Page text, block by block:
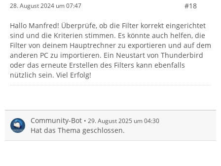
28. August 2024 um 07:47 #18
Hallo Manfred! Überprüfe, ob die Filter korrekt eingerichtet
sind und die Kriterien stimmen. Es könnte auch helfen, die
Filter von deinem Hauptrechner zu exportieren und auf dem
anderen PC zu importieren. Ein Neustart von Thunderbird
oder das erneute Erstellen des Filters kann ebenfalls
nützlich sein. Viel Erfolg!
Community-Bot 29. August 2025 um 04:30
Hat das Thema geschlossen.